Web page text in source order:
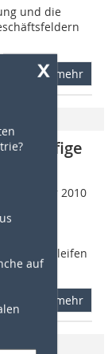
x
auf
und die
mehr
Liner 2010
beim Schleifen
mehr